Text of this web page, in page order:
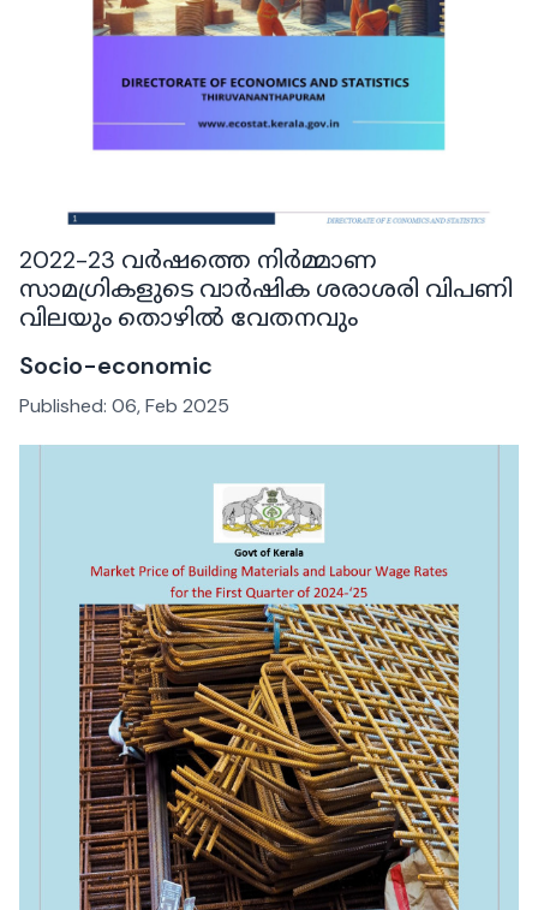
2022-23 വർഷത്തെ നിർമ്മാണ
സാമഗ്രികളുടെ വാർഷിക ശരാശരി വിപണി
വിലയും തൊഴിൽ വേതനവും
Socio-economic
Published: 06, Feb 2025